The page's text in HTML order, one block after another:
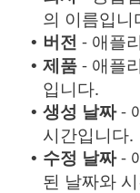
의 이름입니
• 버전 - 애플
• 제품 - 애플
입니다.
• 생성 날짜-
시간입니다.
• 수정 날짜-
된 날짜와